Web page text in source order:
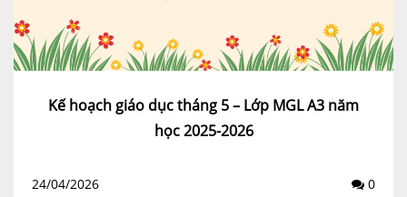
Kế hoạch giáo dục tháng 5 – Lớp MGL A3 năm
học 2025-2026
24/04/2026 0